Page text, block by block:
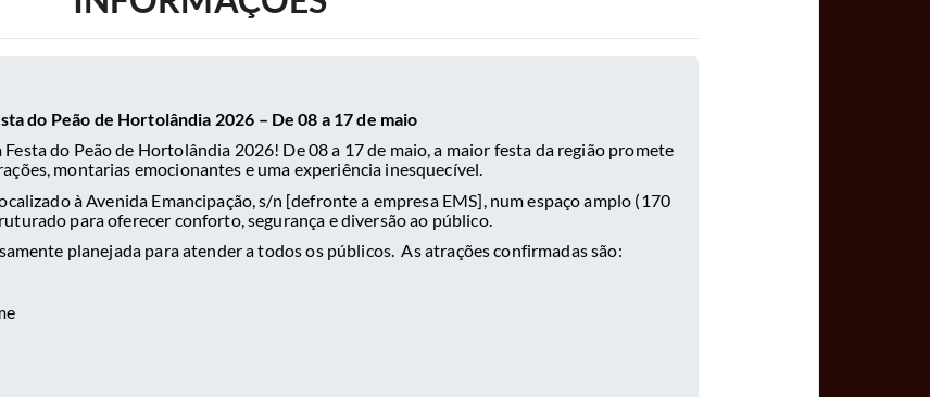
do Peão de Hortolândia 2026 – De 08 a 17 de maio
do Peão de Hortolândia 2026! De 08 a 17 de maio, a maior festa da região promete
montarias emocionantes e uma experiência inesquecível.
à Avenida Emancipação, s/n [defronte a empresa EMS], num espaço amplo (170
para oferecer conforto, segurança e diversão ao público.
planejada para atender a todos os públicos. As atrações confirmadas são: